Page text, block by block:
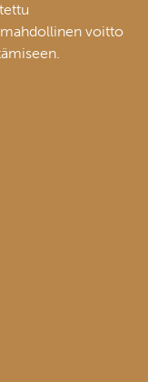
voitto